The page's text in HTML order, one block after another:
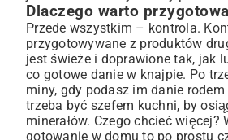
Technika smażenia dla
Inne Pyszne Sposoby na
Mieszanka owoców morza w
Lekka sałatka z owocami morza
Mieszanka owoców morza z
Z Czym Podawać Mieszankę
Idealne dodatki i akompaniamenty
Dlaczego warto
Przede wszystkim – kontrola.
przygotowywane z produktów
jest świeże i doprawione tak, jak
co gotowe danie w knajpie. Po
miny, gdy podasz im danie
trzeba być szefem kuchni, by
minerałów. Czego chcieć
gotowanie w domu to po prostu